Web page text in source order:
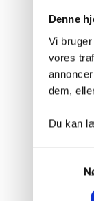
Denne
Vi
vores
dem,
Du kan